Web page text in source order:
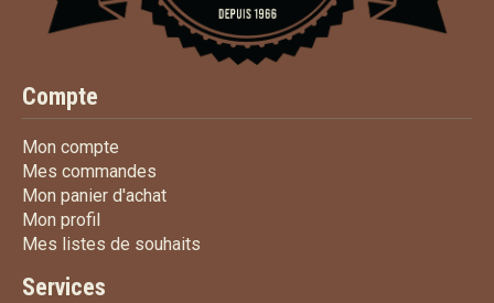
Compte
Mon compte
Mes commandes
Mon panier d'achatMon panier d'achat
Mon profil
Mes listes de souhaits
Services